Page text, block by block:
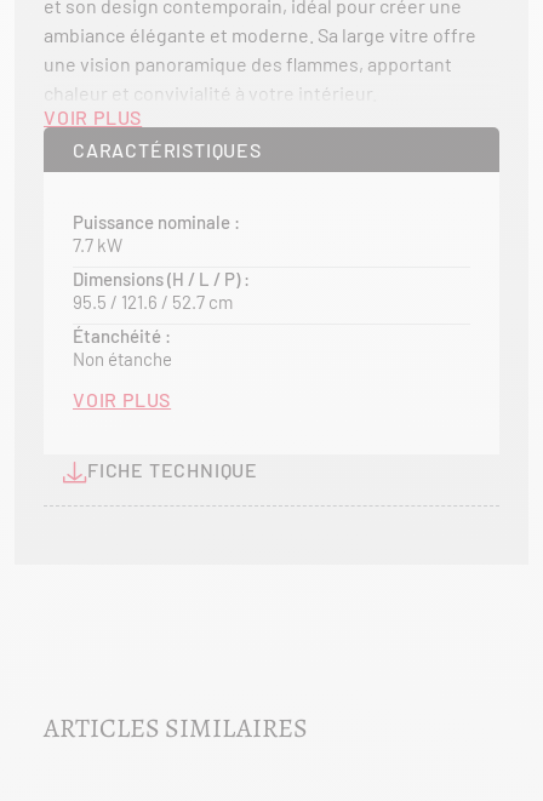
et son design contemporain, idéal pour créer une
ambiance élégante et moderne. Sa large vitre offre
une vision panoramique des flammes, apportant
chaleur et convivialité à votre intérieur.
Grâce à la technologie gaz, il garantit une mise en
chauffe rapide et une chaleur constante, facilement
bois, il permet de profiter instantanément du plaisir
du feu avec un minimum d’entretien.
Pensé pour s’intégrer harmonieusement dans tous
les projets d’aménagement, l’insert S1050/370
constitue une solution idéale pour allier esthétique,
confort et praticité au quotidien.
VOIR PLUS
CARACTÉRISTIQUES
Puissance nominale :
7.7 kW
Dimensions (H / L / P) :
95.5 / 121.6 / 52.7 cm
Étanchéité :
Non étanche
VOIR PLUS
FICHE TECHNIQUE
ARTICLES SIMILAIRES